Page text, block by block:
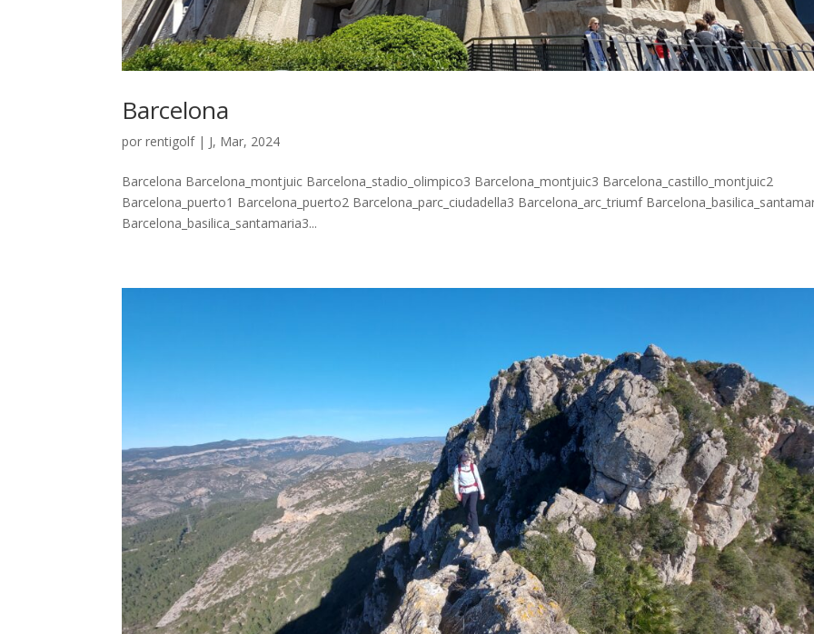
Barcelona
porrentigolf| J, Mar, 2024
Barcelona Barcelona_montjuic Barcelona_stadio_olimpico3 Barcelona_montjuic3 Barcelona_castillo_montjuic2
Barcelona_puerto1 Barcelona_puerto2 Barcelona_parc_ciudadella3 Barcelona_arc_triumf
Barcelona_basilica_santamaria3...